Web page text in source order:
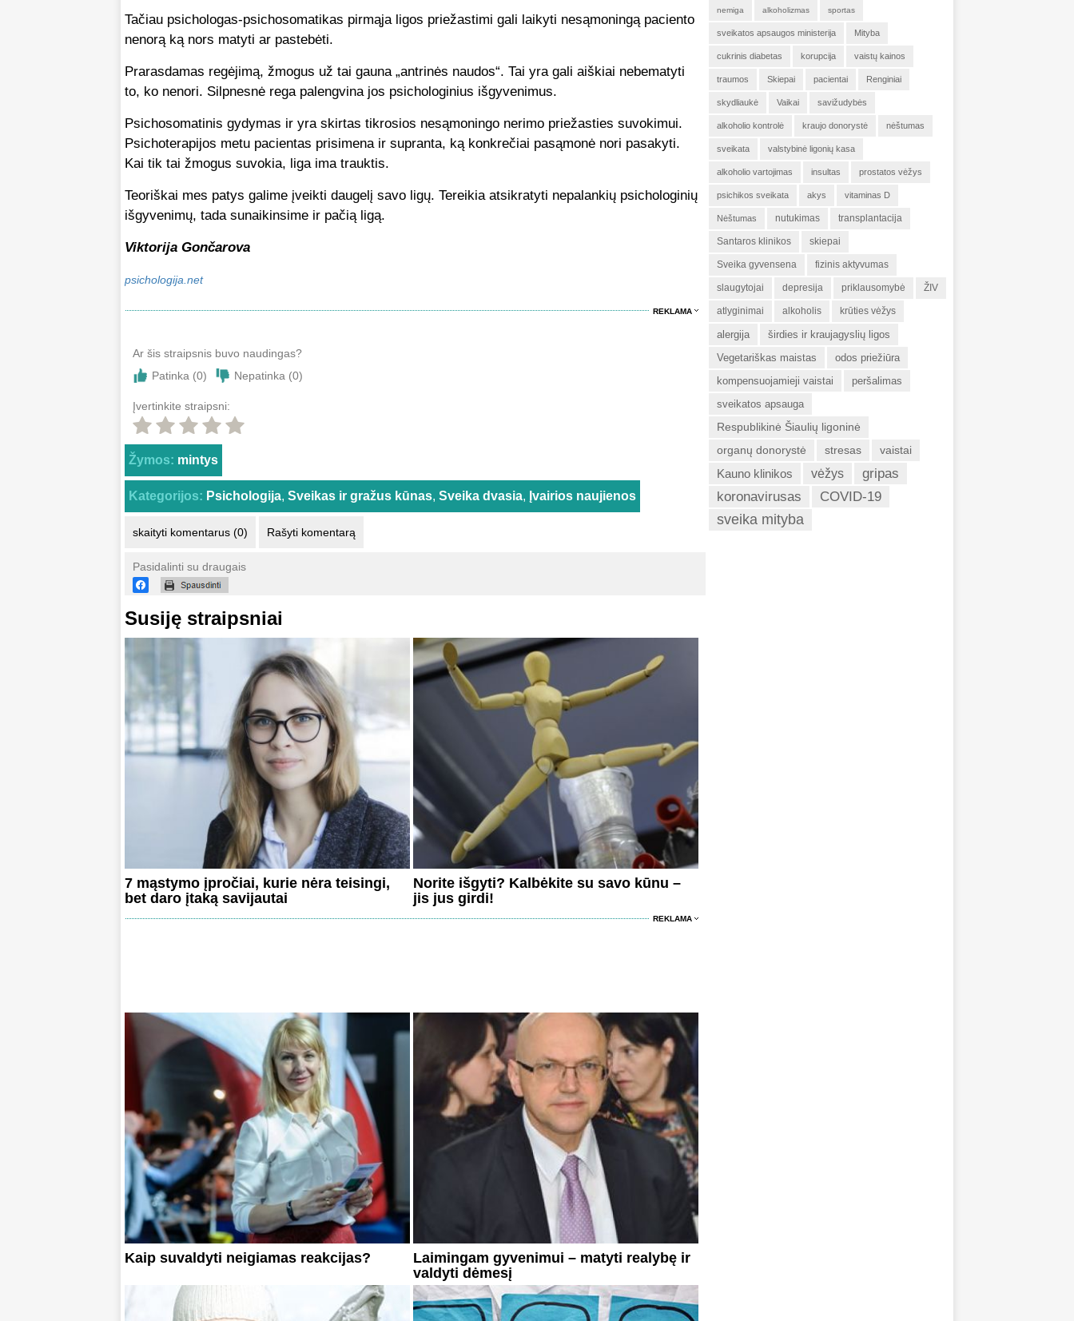
Tačiau psichologas-psichosomatikas pirmąja ligos priežastimi gali laikyti nesąmoningą paciento
nenorą ką nors matyti ar pastebėti.
Prarasdamas regėjimą, žmogus už tai gauna „antrinės naudos“. Tai yra gali aiškiai nebematyti
to, ko nenori. Silpnesnė rega palengvina jos psichologinius išgyvenimus.
Psichosomatinis gydymas ir yra skirtas tikrosios nesąmoningo nerimo priežasties suvokimui.
Psichoterapijos metu pacientas prisimena ir supranta, ką konkrečiai pasąmonė nori pasakyti.
Kai tik tai žmogus suvokia, liga ima trauktis.
Teoriškai mes patys galime įveikti daugelį savo ligų. Tereikia atsikratyti nepalankių psichologinių
išgyvenimų, tada sunaikinsime ir pačią ligą.
Viktorija Gončarova
psichologija.net
REKLAMA
Ar šis straipsnis buvo naudingas?
Patinka (0) Nepatinka (0)
Įvertinkite straipsni:
Žymos: mintys
Kategorijos: Psichologija, Sveikas ir gražus kūnas, Sveika dvasia, Įvairios naujienos
skaityti komentarus (0) Rašyti komentarą
Pasidalinti su draugais
Susiję straipsniai
7 mąstymo įpročiai, kurie nėra teisingi,
bet daro įtaką savijautai
Norite išgyti? Kalbėkite su savo kūnu –
jis jus girdi!
REKLAMA
Kaip suvaldyti neigiamas reakcijas?
Laimingam gyvenimui – matyti realybę ir
valdyti dėmesį
nemiga alkoholizmas sportas
sveikatos apsaugos ministerija Mityba
cukrinis diabetas korupcija vaistų kainos
traumos Skiepai pacientai Renginiai
skydliaukė Vaikai savižudybės
alkoholio kontrolė kraujo donorystė nėštumas
sveikata valstybinė ligonių kasa
alkoholio vartojimas insultas prostatos vėžys
psichikos sveikata akys vitaminas D
Nėštumas nutukimas transplantacija
Santaros klinikos skiepai
Sveika gyvensena fizinis aktyvumas
slaugytojai depresija priklausomybė ŽIV
atlyginimai alkoholis krūties vėžys
alergija
širdies ir kraujagyslių ligos
Vegetariškas maistas
odos priežiūra
kompensuojamieji vaistai
peršalimas
sveikatos apsauga
Respublikinė Šiaulių ligoninė
organų donorystė
stresas vaistai
Kauno klinikos vėžys
gripas
koronavirusas
COVID-19
sveika mityba